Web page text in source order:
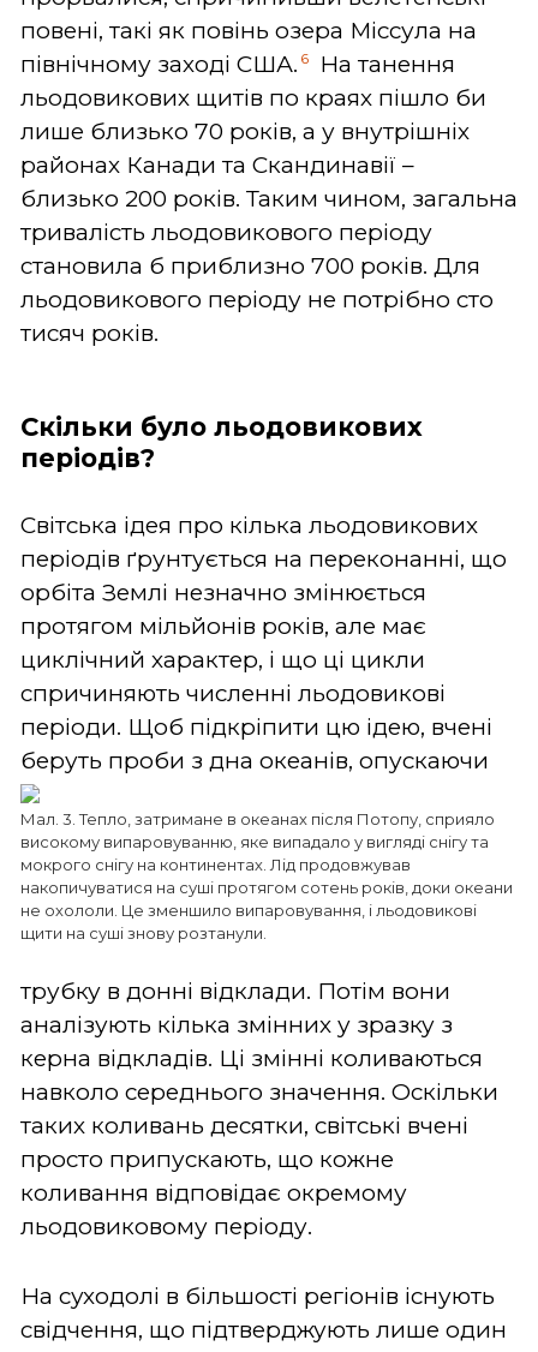
повені, такі як повінь озера Міссула на
північному заході США. 6
На танення
льодовикових щитів по краях пішло би
лише близько 70 років, а у внутрішніх
районах Канади та Скандинавії –
близько 200 років. Таким чином, загальна
тривалість льодовикового періоду
становила б приблизно 700 років. Для
льодовикового періоду не потрібно сто
тисяч років.
Скільки було льодовикових
періодів?
Світська ідея про кілька льодовикових
періодів ґрунтується на переконанні, що
орбіта Землі незначно змінюється
протягом мільйонів років, але має
циклічний характер, і що ці цикли
спричиняють численні льодовикові
періоди. Щоб підкріпити цю ідею, вчені
беруть
Мал. 3. Тепло, затримане в океанах після Потопу, сприяло
високому випаровуванню, яке випадало у вигляді снігу та
мокрого снігу на континентах. Лід продовжував
накопичуватися на суші протягом сотень років, доки океани
не охололи. Це зменшило випаровування, і льодовикові
щити на суші знову розтанули.
проби з дна океанів, опускаючи
трубку в донні відклади. Потім вони
аналізують кілька змінних у зразку з
керна відкладів. Ці змінні коливаються
навколо середнього значення. Оскільки
таких коливань десятки, світські вчені
просто припускають, що кожне
коливання відповідає окремому
льодовиковому періоду.
На суходолі в більшості регіонів існують
свідчення, що підтверджують лише один